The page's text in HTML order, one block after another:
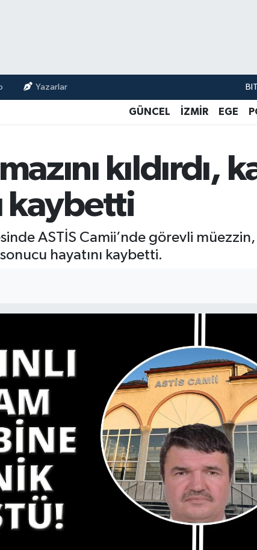
Yazarlar
GÜNCEL İZMİR EGE
kıldırdı,
kaybetti
ASTİS Camii’nde görevli
hayatını kaybetti.